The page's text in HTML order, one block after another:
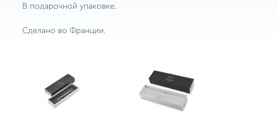
В подарочной упаковке.
Сделано во Франции.